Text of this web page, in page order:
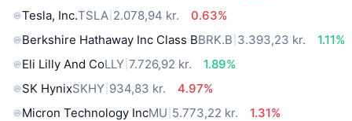
Tesla, Inc.TSLA 2.078,94 kr.
0.63%
Berkshire Hathaway Inc Class BBRK.B 3.393,23 kr.
1.11%
Eli Lilly And CoLLY 7.726,92 kr.
1.89%
SK HynixSKHY 934,83 kr.
4.97%
Micron Technology IncMU 5.773,22 kr.
1.31%